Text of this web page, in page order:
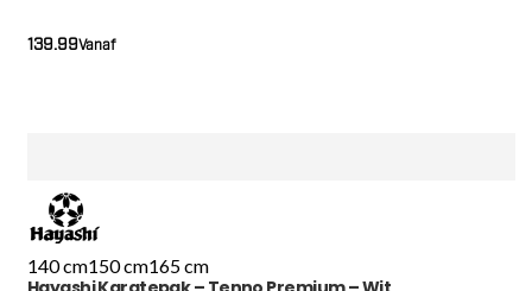
Vanaf
139.99
140 cm150 cm165 cm